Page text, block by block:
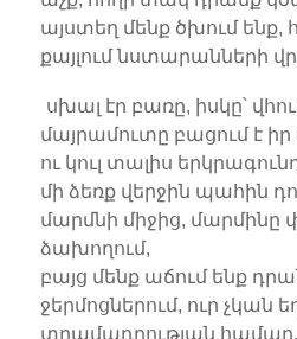
այստեղ մենք ծխում ենք,
քայլում նստարանների
սխալ էր բառը, իսկը՝
մայրամուտը բացում է
ու կուլ տալիս
մի ձեռք վերջին պահին
մարմնի միջից, մարմինը
ձախողում,
բայց մենք աճում ենք
ջերմոցներում, ուր չկան
տրամադրության համար,